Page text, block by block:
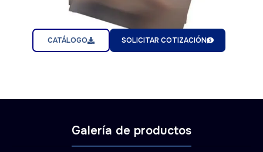
CATÁLOGO SOLICITAR COTIZACIÓN
Galería de productos